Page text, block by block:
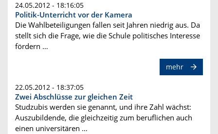
24.05.2012 - 18:16:05
Politik-Unterricht vor der Kamera
Die Wahlbeteiligungen fallen seit Jahren niedrig aus. Da
stellt sich die Frage, wie die Schule politisches Interesse
fördern …
mehr
22.05.2012 - 18:37:05
Zwei Abschlüsse zur gleichen Zeit
Studzubis werden sie genannt, und ihre Zahl wächst:
Auszubildende, die gleichzeitig zum beruflichen auch
einen universitären …